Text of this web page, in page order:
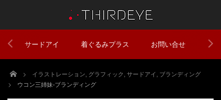
サードアイ 着ぐるみプラス お問い合せ
Home イラストレーション, グラフィック , サードアイ , ブランディング
ウコン三姉妹-ブランディング